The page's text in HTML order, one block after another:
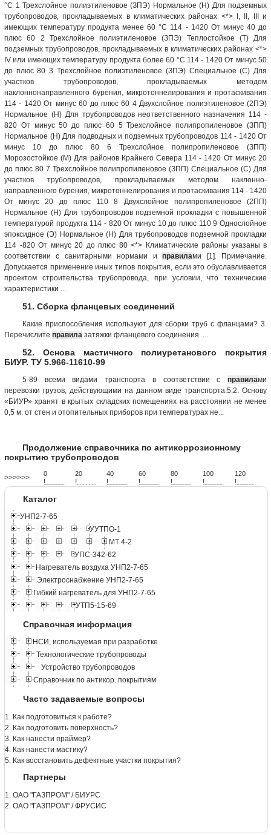
°С 1 Трехслойное полиэтиленовое (ЗПЭ) Нормальное (Н) Для подземных
трубопроводов, прокладываемых в климатических районах <*> I, II, III и
имеющих температуру продукта менее 60 °С 114 - 1420 От минус 40 до
плюс 60 2 Трехслойное полиэтиленовое (ЗПЭ) Теплостойкое (Т) Для
подземных трубопроводов, прокладываемых в климатических районах <*>
IV или имеющих температуру продукта более 60 °С 114 - 1420 От минус 50
до плюс 80 3 Трехслойное полиэтиленовое (ЗПЭ) Специальное (С) Для
участков трубопроводов, прокладываемых методом
наклоннонаправленного бурения, микротоннелирования и протаскивания
114 - 1420 От минус 60 до плюс 60 4 Двухслойное полиэтиленовое (2ПЭ)
Нормальное (Н) Для трубопроводов неответственного назначения 114 -
820 От минус 50 до плюс 60 5 Трехслойное полипропиленовое (ЗПП)
Нормальное (Н) Для подводных и подземных трубопроводов 114 - 1420 От
минус 10 до плюс 80 6 Трехслойное полипропиленовое (ЗПП)
Морозостойкое (М) Для районов Крайнего Севера 114 - 1420 От минус 20
до плюс 80 7 Трехслойное полипропиленовое (ЗПП) Специальное (С) Для
участков трубопроводов, прокладываемых методом наклонно-
направленного бурения, микротоннелирования и протаскивания 114 - 1420
От минус 20 до плюс 110 8 Двухслойное полипропиленовое (2ПП)
Нормальное (Н) Для трубопроводов подземной прокладки с повышенной
температурой продукта 114 - 820 От минус 10 до плюс 110 9 Однослойное
эпоксидное (Э) Нормальное (Н) Для трубопроводов подземной прокладки
114 -820 От минус 20 до плюс 80 <*> Климатические районы указаны в
соответствии с санитарными нормами иправилами [1]. Примечание.
Допускается применение иных типов покрытия, если это обуславливается
проектом строительства трубопровода, при условии, что технические
характеристики ...
51. Сборка фланцевых соединений
Какие приспособления используют для сборки труб с фланцами? 3.
Перечислите правила затяжки фланцевого соединения. ...
52. Основа мастичного полиуретанового покрытия
БИУР. ТУ 5.966-11610-99
5-89 всеми видами транспорта в соответствии с правилами
перевозки грузов, действующими на данном виде транспорта.5.2. Основу
«БИУР» хранят в крытых складских помещениях на расстоянии не менее
0,5 м. от стен и отопительных приборов при температурах не...
Продолжение справочника по антикоррозионному
покрытию трубопроводов
>>>>>> 0
!...................
20
!...................
40
!...................
60
!...................
80
!...................
100
!...................
120
!...................
Каталог
УНП2-7-65
УУТПО-1
МТ 4-2
УПС-342-62
Нагреватель воздуха УНП2-7-65
Электроснабжение УНП2-7-65
Гибкий нагреватель для УНП2-7-65
УТП5-15-69
Справочная информация
НСИ, используемая при разработке
Технологические трубопроводы
Устройство трубопроводов
Справочник по антикор. покрытиям
Часто задаваемые вопросы
1. Как подготовиться к работе?
2. Как подготовить поверхность?
3. Как нанести праймер?
4. Как нанести мастику?
5. Как восстановить дефектные участки покрытия?
Партнеры
1. ОАО "ГАЗПРОМ" / БИУРС
2. ОАО "ГАЗПРОМ" / ФРУСИС